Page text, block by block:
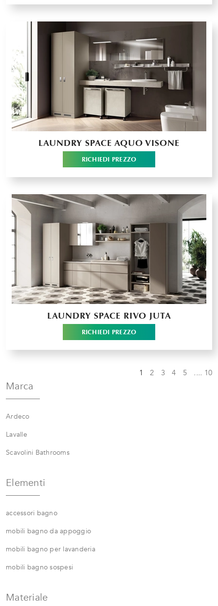
LAUNDRY SPACE AQUO VISONE
RICHIEDI PREZZO
LAUNDRY SPACE RIVO JUTA
RICHIEDI PREZZO
Marca
Ardeco
Lavalle
Scavolini Bathrooms
Elementi
accessori bagno
mobili bagno da appoggio
mobili bagno per lavanderia
mobili bagno sospesi
Materiale
1 2 3 4 5 .... 10